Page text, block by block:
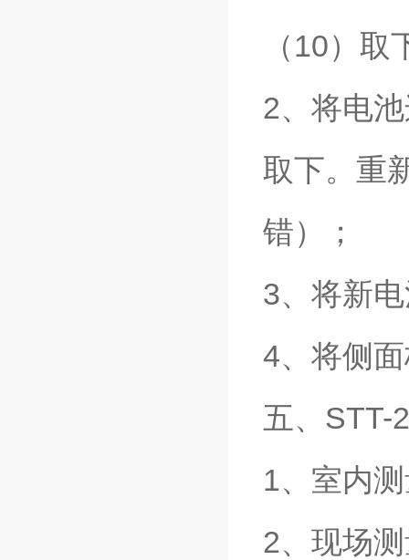
（10）取
2、将电
取下。重
错）；
3、将新
4、将侧
五、STT-
1、室内
2、现场